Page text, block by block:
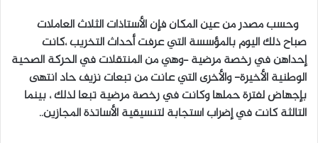
وحسب مصدر من عين المكان فإن الأستاذات الثلاث العاملات
صباح ذلك اليوم بالمؤسسة التي عرفت أحداث التخريب ،كانت
إحداهن في رخصة مرضية –وهي من المنتقلات في الحركة الصحية
الوطنية الأخيرة- والأخرى التي عانت من تبعات نزيف حاد انتهى
بإجهاض لفترة حملها وكانت في رخصة مرضية تبعا لذلك ، بينما
التالثة كانت في إضراب استجابة لتنسيقية الأساتذة المجازين..